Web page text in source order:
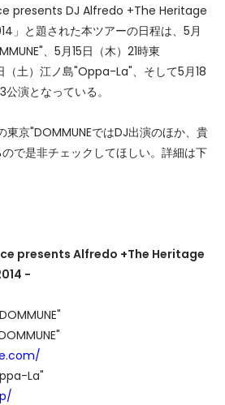
presents DJ Alfredo +The Heritage
」と題された本ツアーの日程は、5月
、5月15日（木）21時東
（土）江ノ島"Oppa-La"、そして5月18
演となっている。
東京"DOMMUNEではDJ出演のほか、貴
で是非チェックしてほしい。詳細は下
presents Alfredo +The Heritage
-
La"